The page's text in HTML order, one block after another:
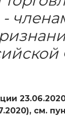
-
см.